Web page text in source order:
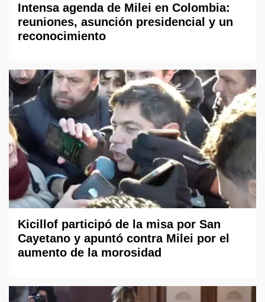
Intensa agenda de Milei en Colombia:
reuniones, asunción presidencial y un
reconocimiento
Kicillof participó de la misa por San
Cayetano y apuntó contra Milei por el
aumento de la morosidad